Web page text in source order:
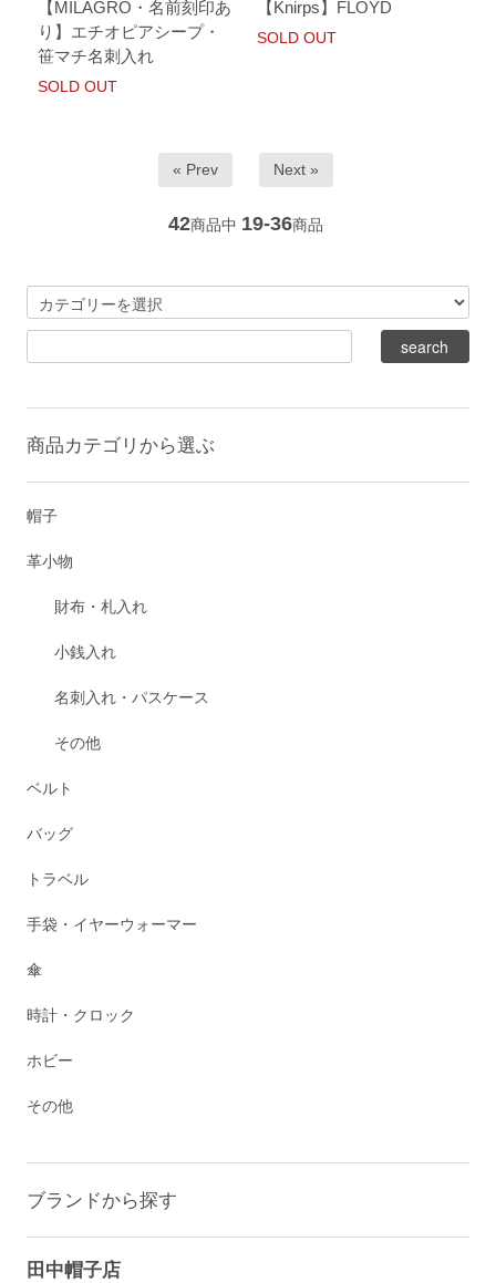
【MILAGRO・名前刻印あ
り】エチオピアシープ・
笹マチ名刺入れ
SOLD OUT
【Knirps】FLOYD
SOLD OUT
« Prev Next »
42商品中 19-36商品
商品カテゴリから選ぶ
帽子
革小物
財布・札入れ
小銭入れ
名刺入れ・パスケース
その他
ベルト
バッグ
トラベル
手袋・イヤーウォーマー
傘
時計・クロック
ホビー
その他
ブランドから探す
田中帽子店